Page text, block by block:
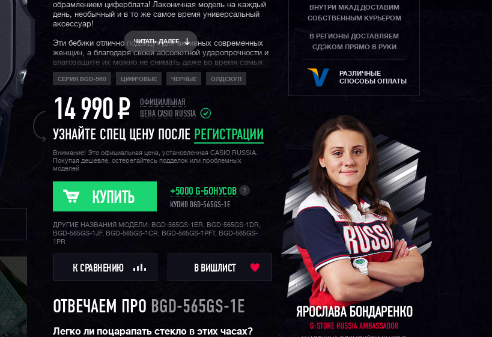
обрамлением циферблата! Лаконичная модель на каждый
день, необычный и в то же самое время универсальный
аксессуар!
Эти бебики отлично подойдут для активных современных
женщин, а благодаря своей абсолютной ударопрочности и
влагозащите их можно не снимать даже во время самых
активных тренировок.
ЧИТАТЬ ДАЛЕЕ
СЕРИЯ BGD-560 ЦИФРОВЫЕ ЧЕРНЫЕ ОЛДСКУЛ
14 990P
ОФИЦИАЛЬНАЯ
ЦЕНА CASIO RUSSIA
УЗНАЙТЕ СПЕЦ ЦЕНУ ПОСЛЕ РЕГИСТРАЦИИ
Внимание! Это официальная цена, установленная CASIO RUSSIA.
Покупая дешевле, остерегайтесь подделок или проблемных
моделей
КУПИТЬ +5000 G-БОНУСОВ
КУПИВ BGD-565GS-1E
?
ДРУГИЕ НАЗВАНИЯ МОДЕЛИ: BGD-565GS-1ER, BGD-565GS-1DR,
BGD-565GS-1JF, BGD-565GS-1CR, BGD-565GS-1PFT, BGD-565GS-
1PR
К СРАВНЕНИЮ В ВИШЛИСТ
ОТВЕЧАЕМ ПРО BGD-565GS-1E
Легко ли поцарапать стекло в этих часах?
ВНУТРИ МКАД ДОСТАВИМ
СОБСТВЕННЫМ КУРЬЕРОМ
В РЕГИОНЫ ДОСТАВЛЯЕМ
СДЭКОМ ПРЯМО В РУКИ
РАЗЛИЧНЫЕ
СПОСОБЫ ОПЛАТЫ